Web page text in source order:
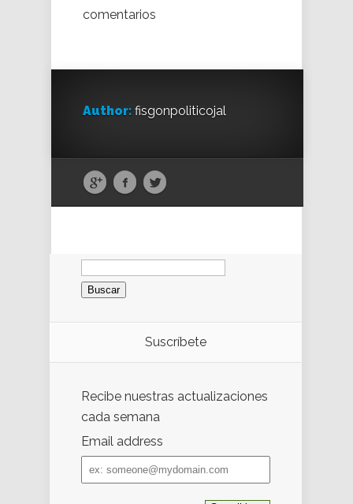
comentarios
Author: fisgonpoliticojal
Buscar:
Suscríbete
Recibe nuestras actualizaciones
cada semana
Email address
Email
address